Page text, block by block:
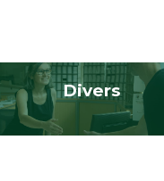
Divers